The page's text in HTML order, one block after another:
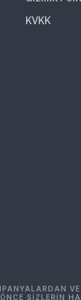
KVKK
VE
SİZLERİN